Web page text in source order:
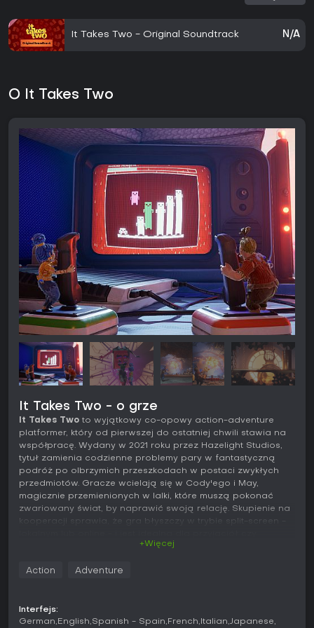
It Takes Two - Original Soundtrack N/A
O It Takes Two
It Takes Two - o grze
It Takes Two to wyjątkowy co-opowy action-adventure
platformer, który od pierwszej do ostatniej chwili stawia na
współpracę. Wydany w 2021 roku przez Hazelight Studios,
tytuł zamienia codzienne problemy pary w fantastyczną
podróż po olbrzymich przeszkodach w postaci zwykłych
przedmiotów. Gracze wcielają się w Cody'ego i May,
magicznie przemienionych w lalki, które muszą pokonać
zwariowany świat, by naprawić swoją relację. Skupienie na
kooperacji sprawia, że gra błyszczy w trybie split-screen -
partnerów szukających wspólnych wrażeń.
Rozgrywka
uzupełniającymi te drugiej osoby. Poziomy wprowadzają
+Więcej
Action Adventure
Interfejs:
German English Spanish - Spain French Italian Japanese